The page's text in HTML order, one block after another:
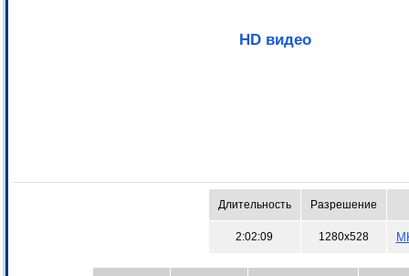
HD видео
Длительность Разрешение
2:02:09 1280x528